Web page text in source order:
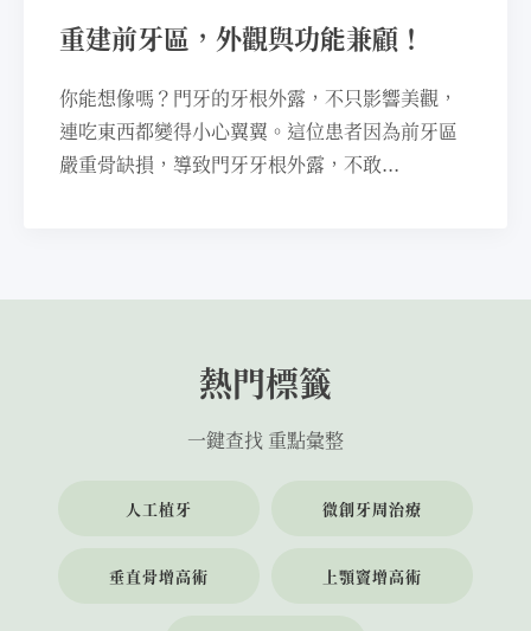
重建前牙區，外觀與功能兼顧！
你能想像嗎？門牙的牙根外露，不只影響美觀，
連吃東西都變得小心翼翼。這位患者因為前牙區
嚴重骨缺損，導致門牙牙根外露，不敢...
熱門標籤
一鍵查找 重點彙整
人工植牙 微創牙周治療
垂直骨增高術 上顎竇增高術